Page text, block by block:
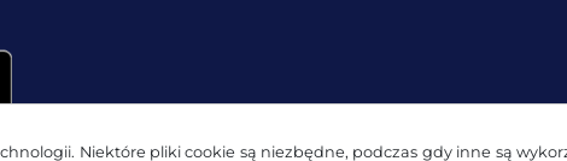
Niektóre pliki cookie są niezbędne, podczas gdy inne są